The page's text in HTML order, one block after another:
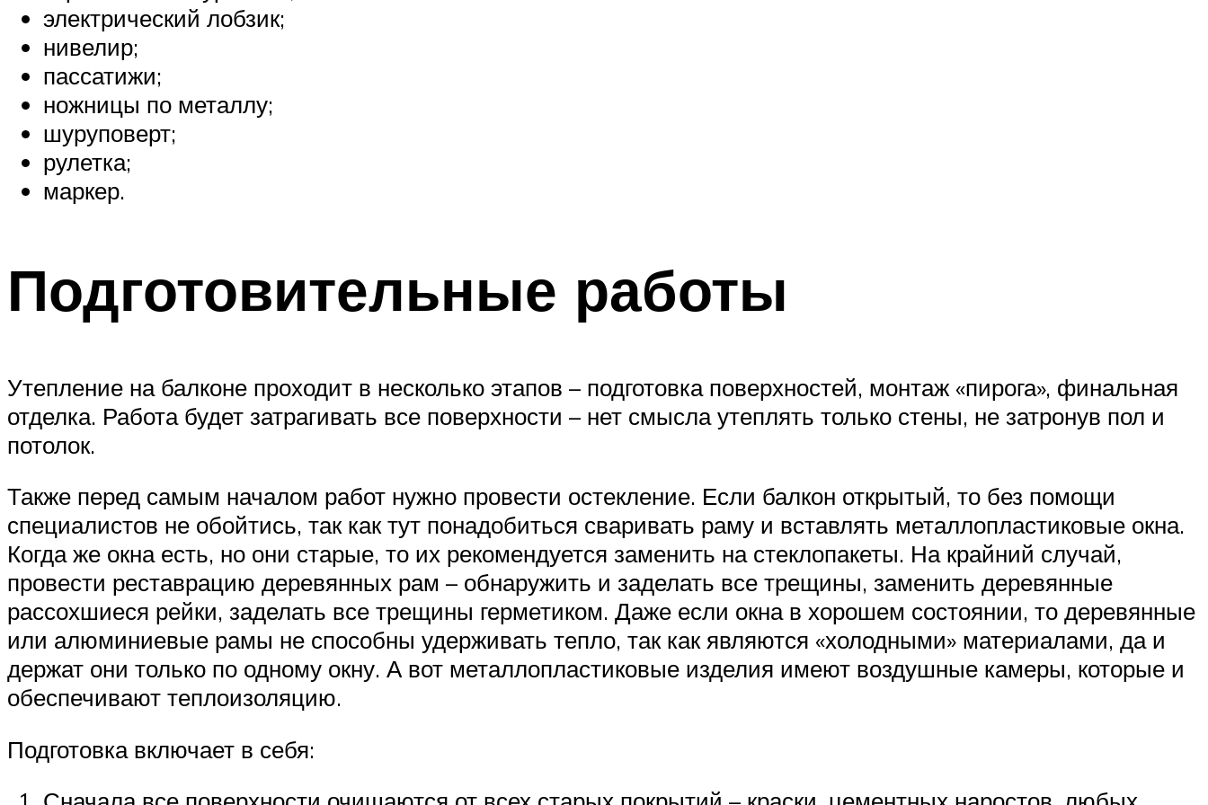
электрический лобзик;
нивелир;
пассатижи;
ножницы по металлу;
шуруповерт;
рулетка;
маркер.
Подготовительные работы
Утепление на балконе проходит в несколько этапов – подготовка поверхностей, монтаж «пирога», финальная
отделка. Работа будет затрагивать все поверхности – нет смысла утеплять только стены, не затронув пол и
потолок.
Также перед самым началом работ нужно провести остекление. Если балкон открытый, то без помощи
специалистов не обойтись, так как тут понадобиться сваривать раму и вставлять металлопластиковые окна.
Когда же окна есть, но они старые, то их рекомендуется заменить на стеклопакеты. На крайний случай,
провести реставрацию деревянных рам – обнаружить и заделать все трещины, заменить деревянные
рассохшиеся рейки, заделать все трещины герметиком. Даже если окна в хорошем состоянии, то деревянные
или алюминиевые рамы не способны удерживать тепло, так как являются «холодными» материалами, да и
держат они только по одному окну. А вот металлопластиковые изделия имеют воздушные камеры, которые и
обеспечивают теплоизоляцию.
Подготовка включает в себя: